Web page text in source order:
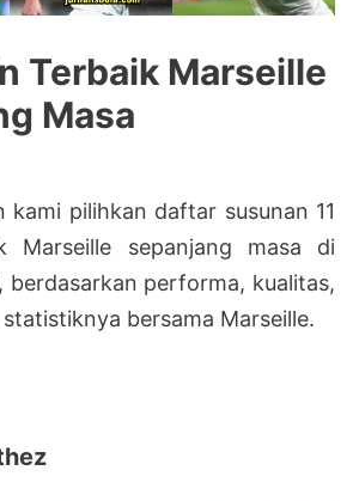
Terbaik Marseille
Masa
kami pilihkan daftar susunan 11
Marseille sepanjang masa di
berdasarkan performa, kualitas,
bersama Marseille.